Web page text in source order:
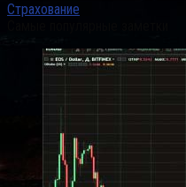
Страхование